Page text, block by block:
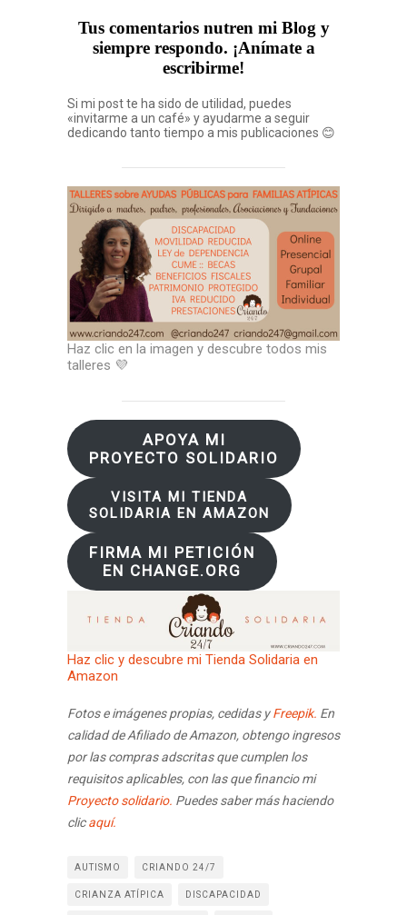
Tus comentarios nutren mi Blog y
siempre respondo. ¡Anímate a
escribirme!
Si mi post te ha sido de utilidad, puedes
«invitarme a un café» y ayudarme a seguir
dedicando tanto tiempo a mis publicaciones 😊
Haz clic en la imagen y descubre todos mis
talleres 💜
APOYA MI
PROYECTO SOLIDARIO
VISITA MI TIENDA
SOLIDARIA EN AMAZON
FIRMA MI PETICIÓN
EN CHANGE.ORG
Haz clic y descubre mi Tienda Solidaria en
Amazon
Fotos e imágenes propias, cedidas yFreepik. En
calidad de Afiliado de Amazon, obtengo ingresos
por las compras adscritas que cumplen los
requisitos aplicables, con las que financio mi
Proyecto solidario. Puedes saber más haciendo
clicaquí.
AUTISMO CRIANDO 24/7
CRIANZA ATÍPICA DISCAPACIDAD